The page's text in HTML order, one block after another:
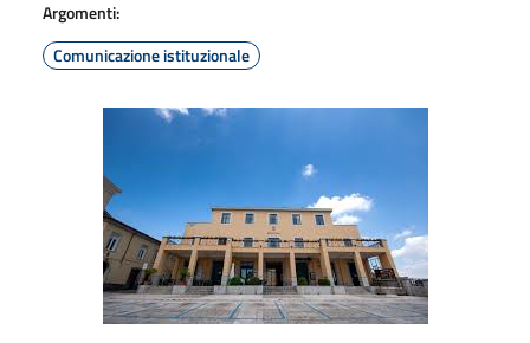
Argomenti:
Comunicazione istituzionale